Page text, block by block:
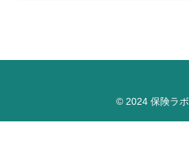
© 2024 保険ラボ.